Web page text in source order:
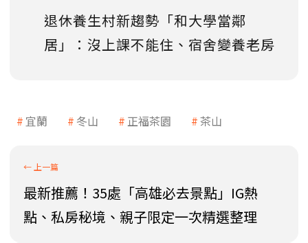
退休養生村新趨勢「和大學當鄰
居」：沒上課不能住、宿舍變養老房
宜蘭 冬山 正福茶園 茶山
最新推薦！35處「高雄必去景點」IG熱
點、私房秘境、親子限定一次精選整理